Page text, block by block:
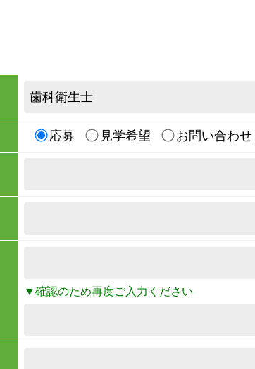
応募 見学希望 お問い合わせ
▼確認のため再度ご入力ください